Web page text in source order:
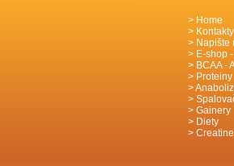
Home
Kontakty
Napište
E-shop
BCAA -
Proteiny
Gainery
Diety
Creatine